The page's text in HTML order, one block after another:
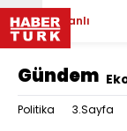
Canlı
Gündem
Politika 3.Sayfa